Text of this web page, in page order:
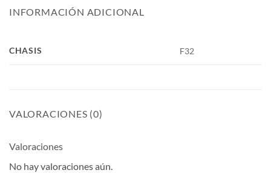
INFORMACIÓN ADICIONAL
CHASIS F32
VALORACIONES (0)
Valoraciones
No hay valoraciones aún.